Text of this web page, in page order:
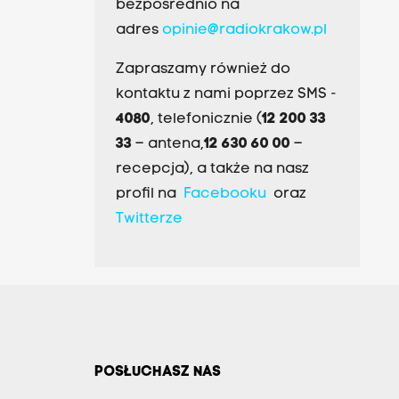
bezpośrednio na
adres opinie@radiokrakow.pl
Zapraszamy również do
kontaktu z nami poprzez SMS -
4080, telefonicznie (12 200 33
33– antena,12 630 60 00 –
recepcja), a także na nasz
profil na Facebookuoraz
Twitterze
POSŁUCHASZ NAS